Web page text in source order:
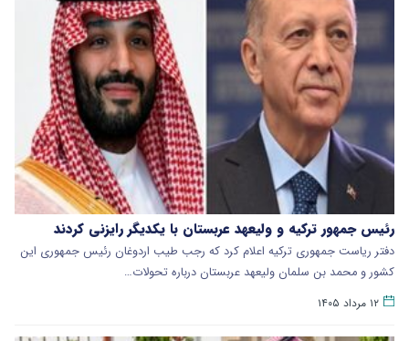
رئیس جمهور ترکیه و ولیعهد عربستان با یکدیگر رایزنی کردند
دفتر ریاست جمهوری ترکیه اعلام کرد که رجب طیب اردوغان رئیس جمهوری این
کشور و محمد بن سلمان ولیعهد عربستان درباره تحولات…
۱۲ مرداد ۱۴۰۵